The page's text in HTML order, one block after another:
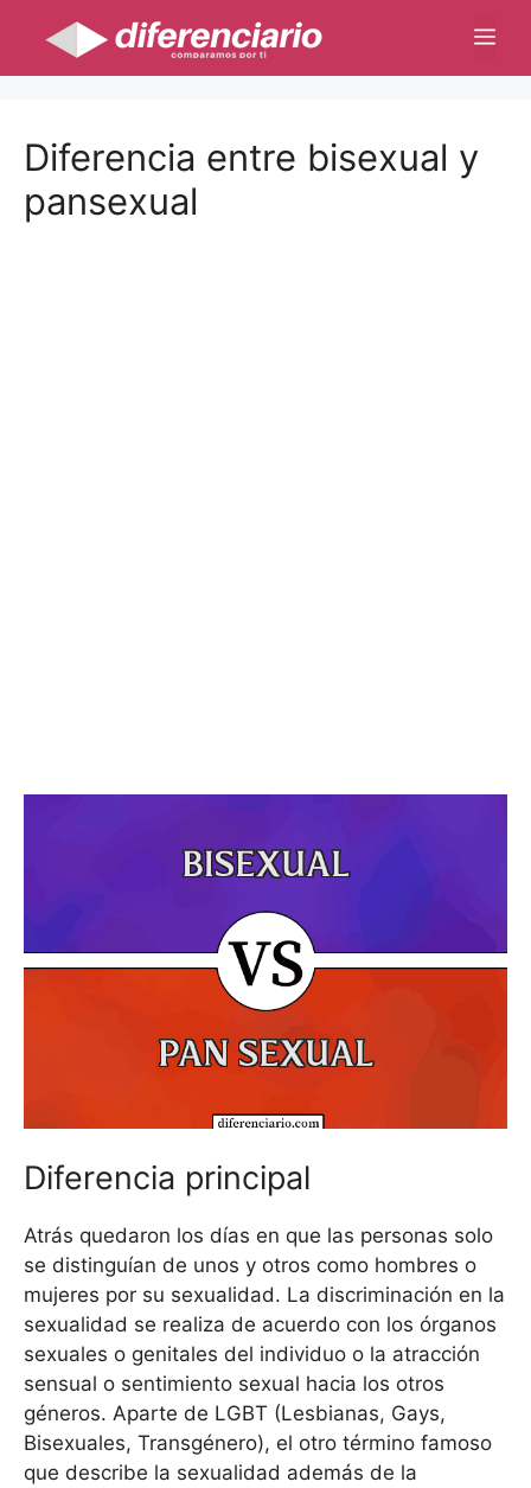
contenido
Diferencia entre bisexual y
pansexual
Diferencia principal
Atrás quedaron los días en que las personas solo
se distinguían de unos y otros como hombres o
mujeres por su sexualidad. La discriminación en la
sexualidad se realiza de acuerdo con los órganos
sexuales o genitales del individuo o la atracción
sensual o sentimiento sexual hacia los otros
géneros. Aparte de LGBT (Lesbianas, Gays,
Bisexuales, Transgénero), el otro término famoso
que describe la sexualidad además de la